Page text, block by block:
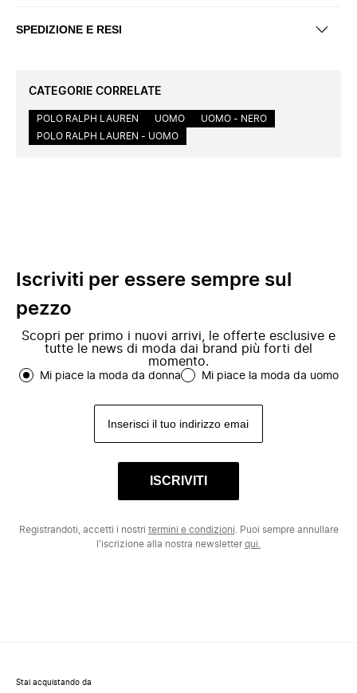
SPEDIZIONE E RESI
CATEGORIE CORRELATE
POLO RALPH LAUREN UOMO
UOMO - NERO
POLO RALPH LAUREN - UOMO
Iscriviti per essere sempre sul
pezzo
Scopri per primo i nuovi arrivi, le offerte esclusive e
tutte le news di moda dai brand più forti del
momento.
Mi piace la moda da donna Mi piace la moda da uomo
ISCRIVITI
Registrandoti, accetti i nostri termini e condizioni . Puoi sempre annullare
l'iscrizione alla nostra newsletterqui.
Stai acquistando da